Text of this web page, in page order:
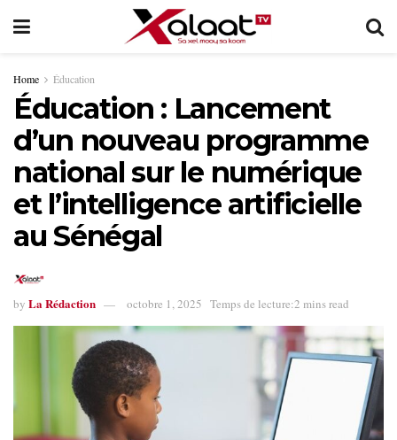
Home Éducation
Éducation : Lancement
d’un nouveau programme
national sur le numérique
et l’intelligence artificielle
au Sénégal
by La Rédaction octobre 1, 2025 Temps de lecture:2 mins read